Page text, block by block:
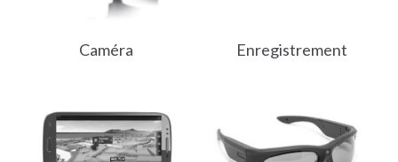
Caméra Enregistrement